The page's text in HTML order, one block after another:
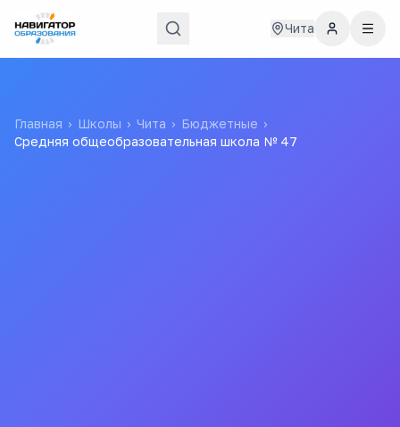
Чита
Главная › Школы › Чита › Бюджетные ›
Средняя общеобразовательная школа № 47